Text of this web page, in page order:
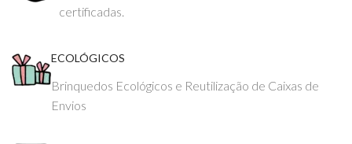
certificadas.
ECOLÓGICOS
Brinquedos Ecológicos e Reutilização de Caixas de
Envios